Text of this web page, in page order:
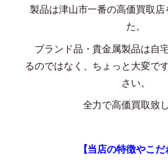
製品は津山市一番の高価買取
た。
ブランド品・貴金属製品は自
るのではなく、ちょっと大変で
さい。
全力で高価買取致し
【当店の特徴やこだ